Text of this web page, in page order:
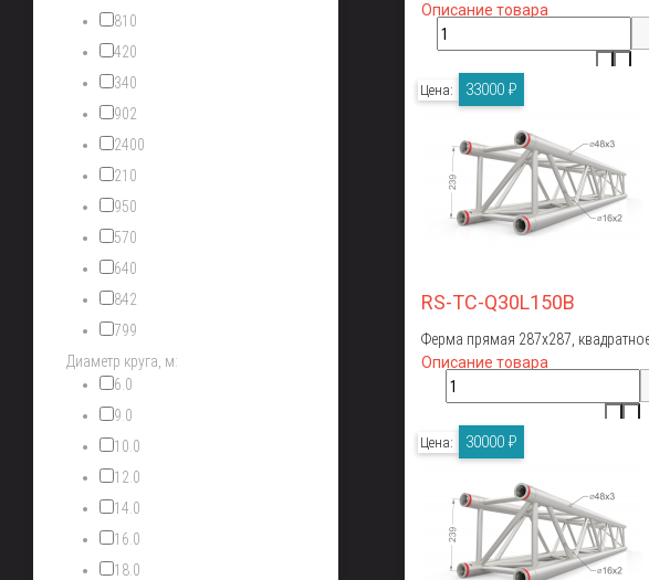
810
420
340
902
2400
210
950
570
640
842
799
Диаметр круга, м:
6.0
9.0
10.0
12.0
14.0
16.0
18.0
Описание товара
RS-TC-Q30L150B
Ферма прямая 287х287,
Описание товара
Цена: 33000 ₽
Цена: 30000 ₽